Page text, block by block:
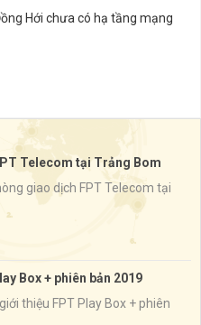
Hới chưa có hạ tầng mạng
Telecom tại Trảng Bom
giao dịch FPT Telecom tại
Box + phiên bản 2019
thiệu FPT Play Box + phiên